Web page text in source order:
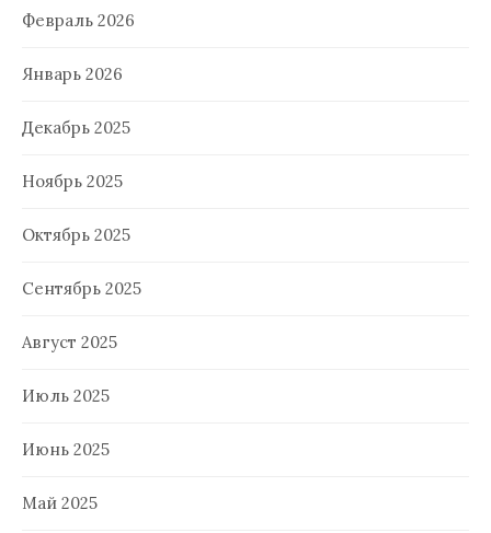
Февраль 2026
Январь 2026
Декабрь 2025
Ноябрь 2025
Октябрь 2025
Сентябрь 2025
Август 2025
Июль 2025
Июнь 2025
Май 2025